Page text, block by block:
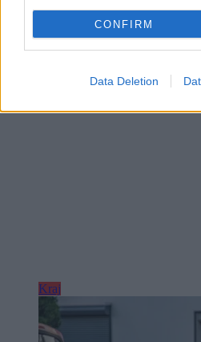
CONFIRM
Data Deletion
Aleksandra Cieślik
Wczoraj 20:26
2 min
Kraj